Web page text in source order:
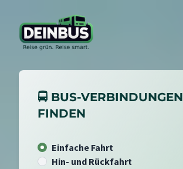
🚍 BUS-VERBINDUNGEN
FINDEN
Einfache Fahrt
Hin- und Rückfahrt